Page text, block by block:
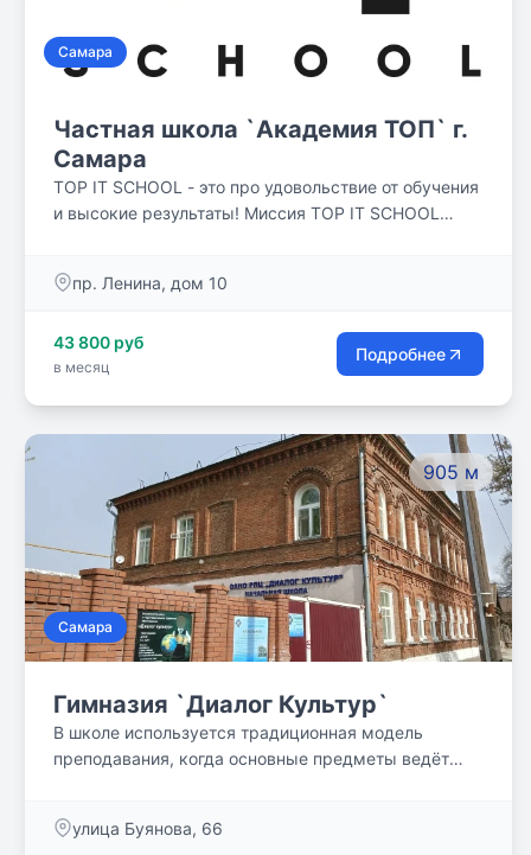
Самара
Частная школа `Академия ТОП` г.
Самара
TOP IT SCHOOL - это про удовольствие от обучения
и высокие результаты! Миссия TOP IT SCHOOL
пр. Ленина, дом 10
43 800 руб
в месяц
Подробнее
905 м
Самара
Гимназия `Диалог Культур`
В школе используется традиционная модель
преподавания, когда основные предметы ведёт
адаптироваться, ведь у учителя есть возможность
улица Буянова, 66